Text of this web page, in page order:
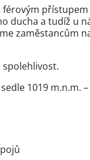
přístupem
ducha a tudíž u
zaměstancům
1019 m.n.m.